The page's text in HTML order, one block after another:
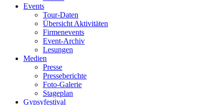
Events
Tour-Daten
Übersicht Aktivitäten
Firmenevents
Event-Archiv
Lesungen
Medien
Presse
Presseberichte
Foto-Galerie
Stageplan
Gypsyfestival